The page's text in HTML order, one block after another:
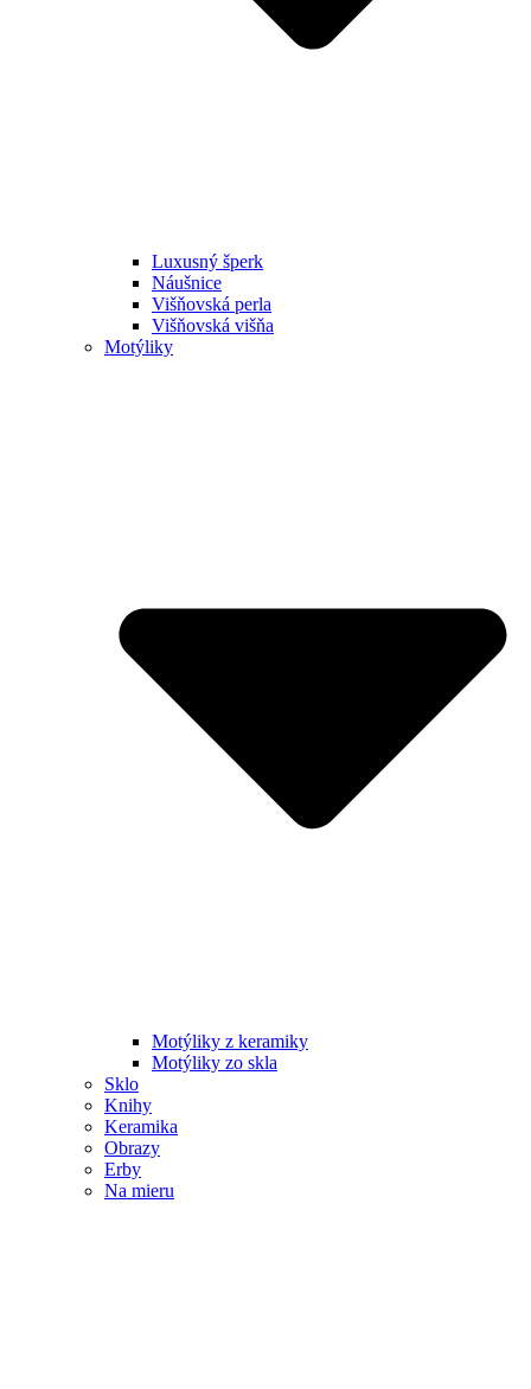
Luxusný šperk
Náušnice
Višňovská perla
Višňovská višňa
Motýliky
Motýliky z keramiky
Motýliky zo skla
Sklo
Knihy
Keramika
Obrazy
Erby
Na mieru